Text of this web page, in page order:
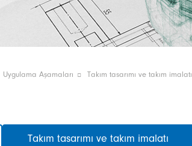
Uygulama Aşamaları Takım tasarımı ve takım imalatı
Takım tasarımı ve takım imalatı